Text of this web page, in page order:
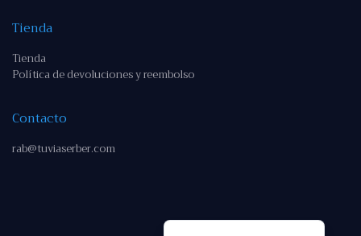
Tienda
Tienda
Política de devoluciones y reembolso
Contacto
rab@tuviaserber.com